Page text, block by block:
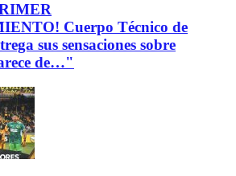
Cuerpo Técnico de
sus sensaciones sobre
de…"